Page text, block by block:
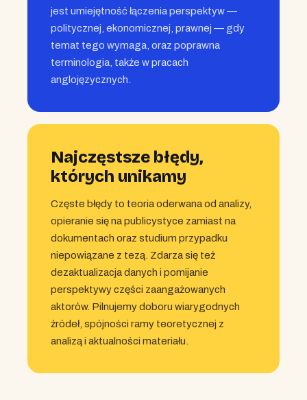
jest umiejętność łączenia perspektyw —
politycznej, ekonomicznej, prawnej — gdy
temat tego wymaga, oraz poprawna
terminologia, także w pracach
anglojęzycznych.
Najczęstsze błędy,
których unikamy
Częste błędy to teoria oderwana od analizy,
opieranie się na publicystyce zamiast na
dokumentach oraz studium przypadku
niepowiązane z tezą. Zdarza się też
dezaktualizacja danych i pomijanie
perspektywy części zaangażowanych
aktorów. Pilnujemy doboru wiarygodnych
źródeł, spójności ramy teoretycznej z
analizą i aktualności materiału.